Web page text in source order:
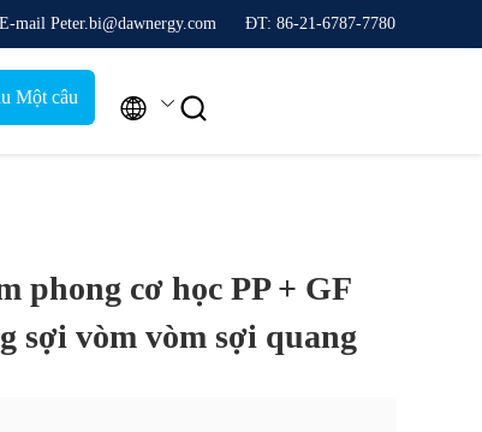
E-mail Peter.bi@dawnergy.com ĐT: 86-21-6787-7780
Một câu  
phong cơ học PP + GF
sợi vòm vòm sợi quang